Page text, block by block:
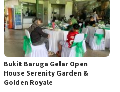
Bukit Baruga Gelar Open
House Serenity Garden &
Golden Royale